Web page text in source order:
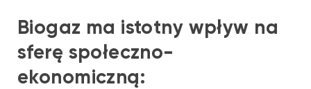
Biogaz ma istotny wpływ na
sferę społeczno-
ekonomiczną: